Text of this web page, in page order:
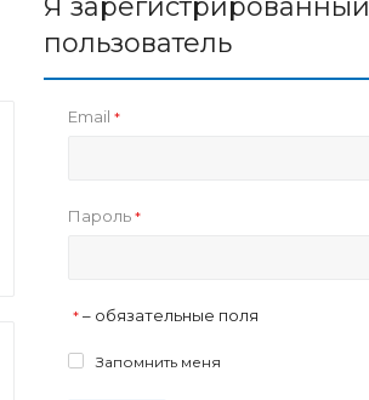
Я зарегистрированный
пользователь
Email *
Пароль *
* – обязательные поля
Запомнить меня